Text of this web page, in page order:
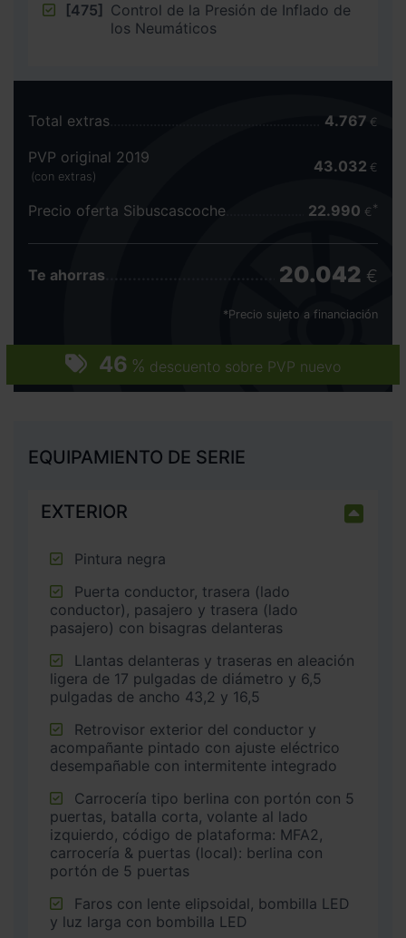
[475] Control de la Presión de Inflado de
los Neumáticos
46 % descuento sobre PVP nuevo
Total extras 4.767 €
PVP original 2019
(con extras)
43.032 €
Precio oferta Sibuscascoche 22.990 €
Te ahorras 20.042 €
*Precio sujeto a financiación
EQUIPAMIENTO DE SERIE
EXTERIOR
Pintura negra
conductor), pasajero y trasera (lado
pasajero) con bisagras delanteras
ligera de 17 pulgadas de diámetro y 6,5
pulgadas de ancho 43,2 y 16,5
acompañante pintado con ajuste eléctrico
desempañable con intermitente integrado
puertas, batalla corta, volante al lado
izquierdo, código de plataforma: MFA2,
carrocería & puertas (local): berlina con
portón de 5 puertas
y luz larga con bombilla LED